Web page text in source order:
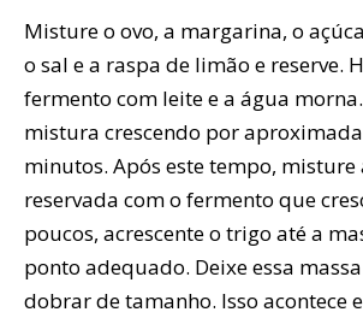
Misture o ovo, a margarina, o
o sal e a raspa de limão e reserve.
fermento com leite e a água
mistura crescendo por
minutos. Após este tempo, misture
reservada com o fermento que
poucos, acrescente o trigo até a
ponto adequado. Deixe essa
dobrar de tamanho. Isso acontece